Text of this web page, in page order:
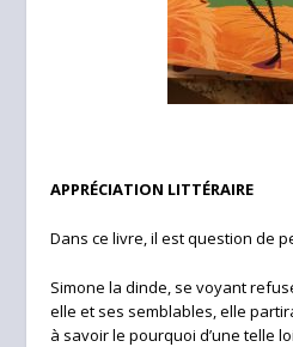
APPRÉCIATION LITTÉRAIRE
Dans ce livre, il est question de
Simone la dinde, se voyant
elle et ses semblables, elle
à savoir le pourquoi d’une telle